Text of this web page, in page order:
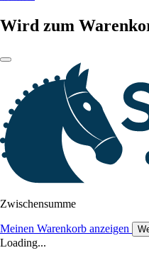
Wird zum
Zwischensumme
Meinen Warenkorb anzeigen
Loading...